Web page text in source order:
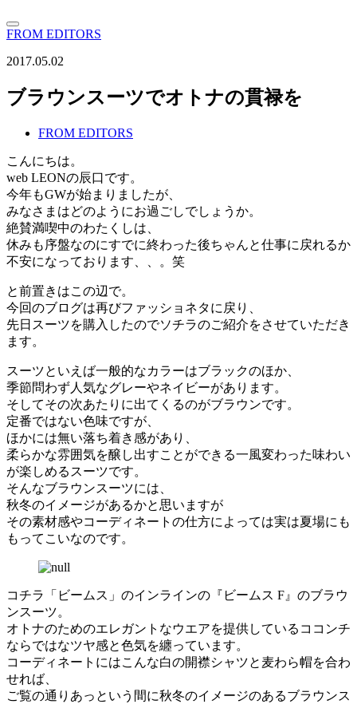
FROM EDITORS
2017.05.02
ブラウンスーツでオトナの貫禄を
FROM EDITORS
こんにちは。
web LEONの辰口です。
今年もGWが始まりましたが、
みなさまはどのようにお過ごしでしょうか。
絶賛満喫中のわたくしは、
休みも序盤なのにすでに終わった後ちゃんと仕事に戻れるか
不安になっております、、。笑
と前置きはこの辺で。
今回のブログは再びファッショネタに戻り、
先日スーツを購入したのでソチラのご紹介をさせていただき
ます。
スーツといえば一般的なカラーはブラックのほか、
季節問わず人気なグレーやネイビーがあります。
そしてその次あたりに出てくるのがブラウンです。
定番ではない色味ですが、
ほかには無い落ち着き感があり、
柔らかな雰囲気を醸し出すことができる一風変わった味わい
が楽しめるスーツです。
そんなブラウンスーツには、
秋冬のイメージがあるかと思いますが
その素材感やコーディネートの仕方によっては実は夏場にも
もってこいなのです。
コチラ「ビームス」のインラインの『ビームス F』のブラウ
ンスーツ。
オトナのためのエレガントなウエアを提供しているココンチ
ならではなツヤ感と色気を纏っています。
コーディネートにはこんな白の開襟シャツと麦わら帽を合わ
せれば、
ご覧の通りあっという間に秋冬のイメージのあるブラウンス